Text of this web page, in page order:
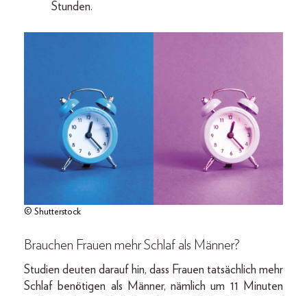
Stunden.
© Shutterstock
Brauchen Frauen mehr Schlaf als Männer?
Studien deuten darauf hin, dass Frauen tatsächlich mehr
Schlaf benötigen als Männer, nämlich um 11 Minuten